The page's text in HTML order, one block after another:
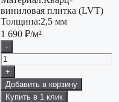
виниловая плитка (LVT)
Толщина:2,5 мм
1 690 ₽/м²
-
+
Добавить в корзину
Купить в 1 клик